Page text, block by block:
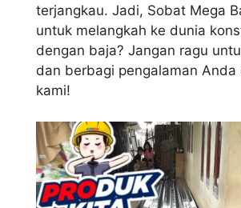
terjangkau. Jadi, Sobat Mega
untuk melangkah ke dunia
dengan baja? Jangan ragu
dan berbagi pengalaman Anda
kami!